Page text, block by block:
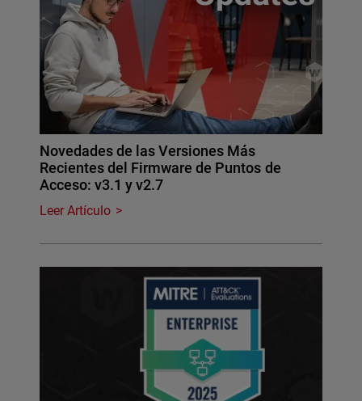
Novedades de las Versiones Más
Recientes del Firmware de Puntos de
Acceso: v3.1 y v2.7
Leer Artículo